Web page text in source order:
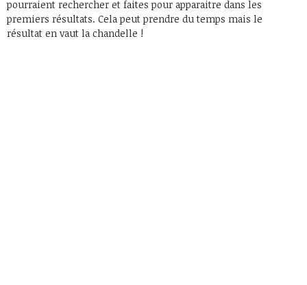
pourraient rechercher et faites pour apparaitre dans les
premiers résultats. Cela peut prendre du temps mais le
résultat en vaut la chandelle !